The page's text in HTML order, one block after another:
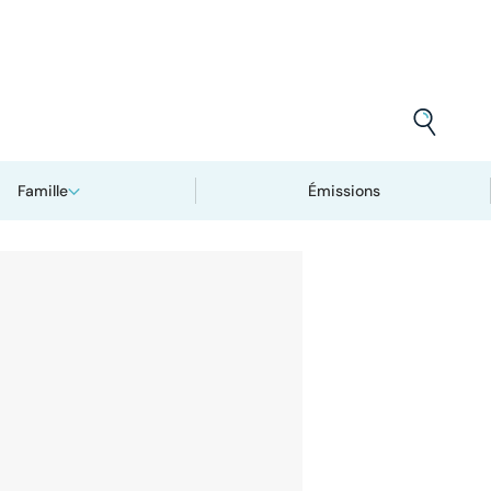
Famille Émissions